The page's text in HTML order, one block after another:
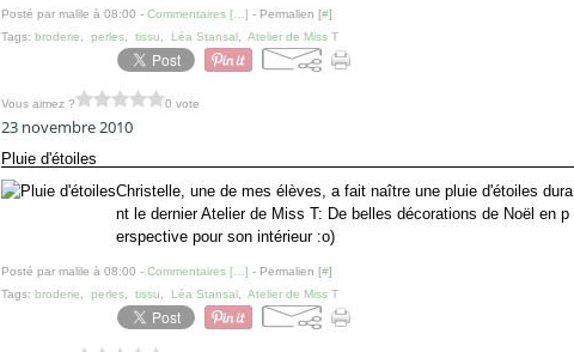
Posté par malile à 08:00 - Commentaires [ ] - Permalien [#]
Tags: broderie perles tissu Léa Stansal Atelier de Miss T
Vous aimez ? 0 vote
23 novembre 2010
Pluie d'étoiles
Christelle, une de mes élèves, a fait naître une pluie d'étoiles dura
nt le dernier Atelier de Miss T: De belles décorations de Noël en p
erspective pour son intérieur :o)
Posté par malile à 08:00 - Commentaires [ ] - Permalien [#]
Tags: broderie perles tissu Léa Stansal Atelier de Miss T